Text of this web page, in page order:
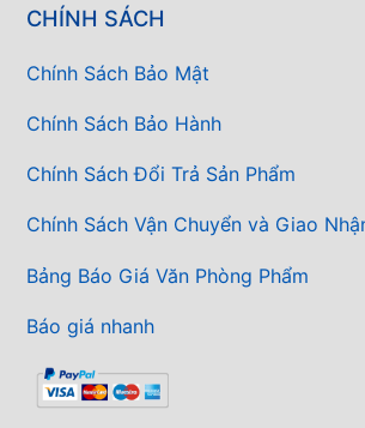
CHÍNH SÁCH
Chính Sách Bảo Mật
Chính Sách Bảo Hành
Chính Sách Đổi Trả Sản Phẩm
Chính Sách Vận Chuyển và Giao
Bảng Báo Giá Văn Phòng Phẩm
Báo giá nhanh